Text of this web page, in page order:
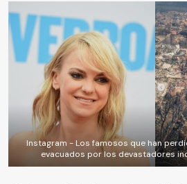
Instagram - Los famosos que han
evacuados por los devastadores